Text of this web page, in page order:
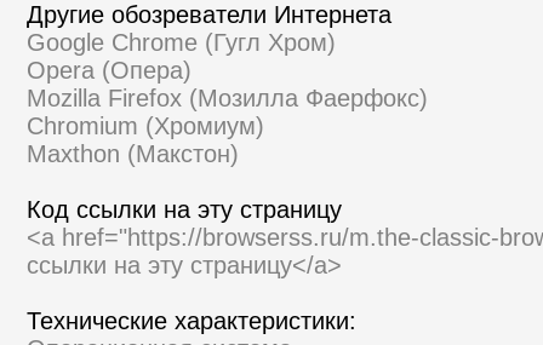
Другие обозреватели Интернета
Google Chrome (Гугл Хром)
Opera (Опера)
Mozilla Firefox (Мозилла Фаерфокс)
Chromium (Хромиум)
Maxthon (Макстон)
Код ссылки на эту страницу
<a href="https://browserss.ru/m.the-classic-
ссылки на эту страницу</a>
Технические характеристики: